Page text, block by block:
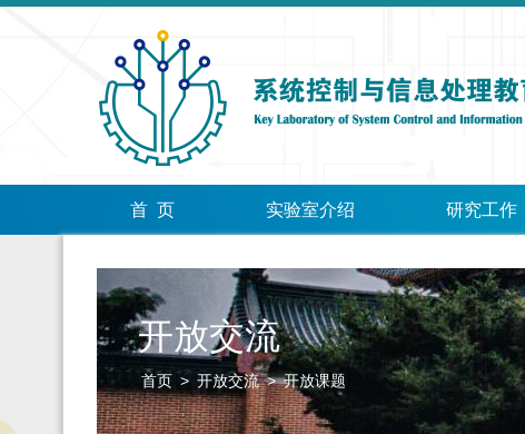
首 页 实验室介绍 研究工作
开放交流
首页 > 开放交流>开放课题